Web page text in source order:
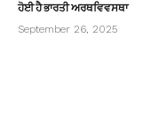
ਹੋਈ ਹੈ ਭਾਰਤੀ ਅਰਥਵਿਵਸਥਾ
September 26, 2025